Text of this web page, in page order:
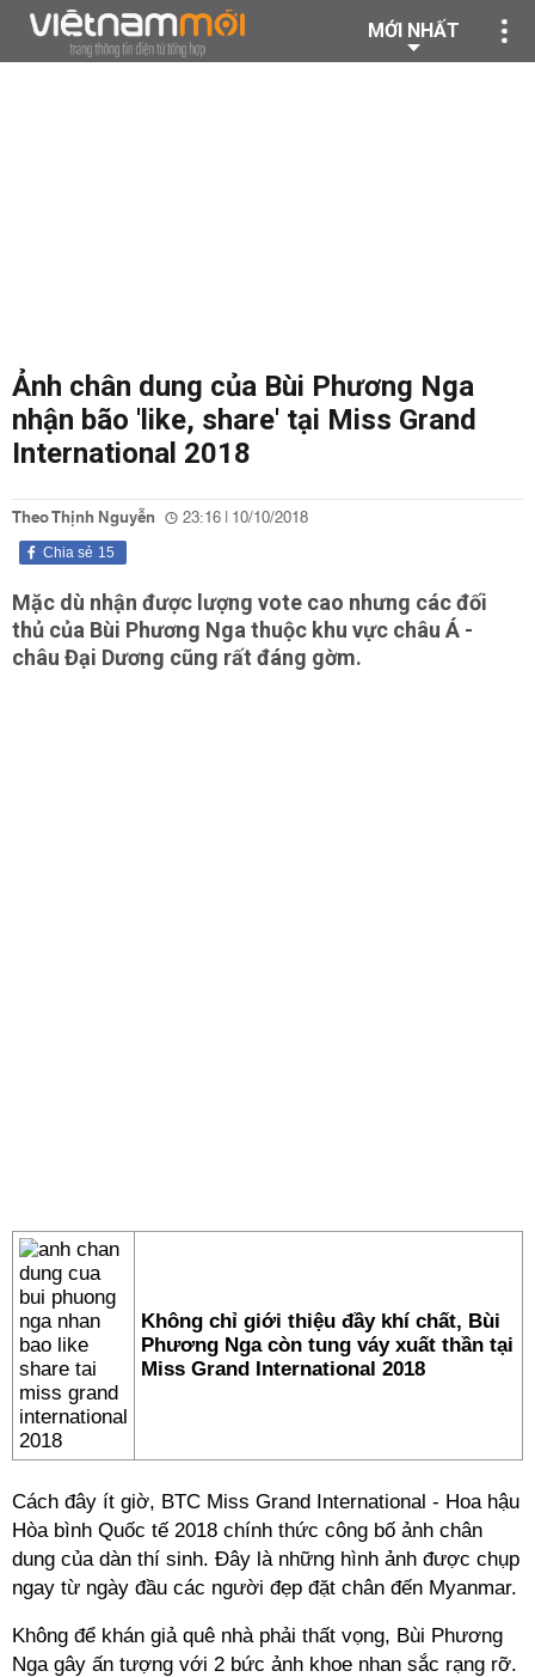
MỚI NHẤT
Ảnh chân dung của Bùi Phương Nga
nhận bão 'like, share' tại Miss Grand
International 2018
Theo Thịnh Nguyễn 23:16 | 10/10/2018
15
Chia sẻ
Mặc dù nhận được lượng vote cao nhưng các đối
thủ của Bùi Phương Nga thuộc khu vực châu Á -
châu Đại Dương cũng rất đáng gờm.
Không chỉ giới thiệu đầy khí chất, Bùi
Phương Nga còn tung váy xuất thần tại
Miss Grand International 2018
Cách đây ít giờ, BTC Miss Grand International - Hoa hậu
Hòa bình Quốc tế 2018 chính thức công bố ảnh chân
dung của dàn thí sinh. Đây là những hình ảnh được chụp
ngay từ ngày đầu các người đẹp đặt chân đến Myanmar.
Không để khán giả quê nhà phải thất vọng, Bùi Phương
Nga gây ấn tượng với 2 bức ảnh khoe nhan sắc rạng rỡ.